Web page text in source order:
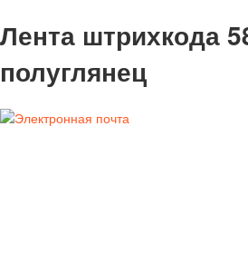
Лента штрихкода
полуглянец